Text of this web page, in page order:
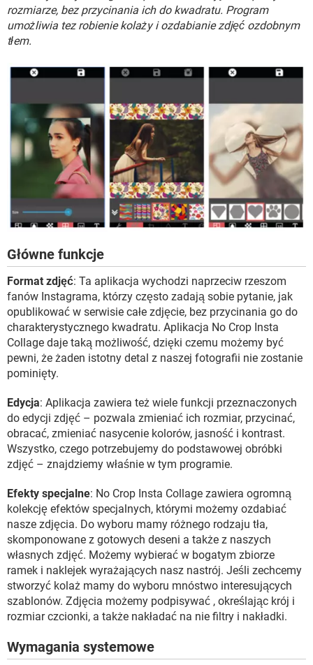
WINDOWS 10
rozmiarze, bez przycinania ich do kwadratu. Program
umożliwia tez robienie kolaży i ozdabianie zdjęć ozdobnym
tłem.
Główne funkcje
Format zdjęć: Ta aplikacja wychodzi naprzeciw rzeszom
fanów Instagrama, którzy często zadają sobie pytanie, jak
opublikować w serwisie całe zdjęcie, bez przycinania go do
charakterystycznego kwadratu. Aplikacja No Crop Insta
Collage daje taką możliwość, dzięki czemu możemy być
pewni, że żaden istotny detal z naszej fotografii nie zostanie
pominięty.
Edycja: Aplikacja zawiera też wiele funkcji przeznaczonych
do edycji zdjęć – pozwala zmieniać ich rozmiar, przycinać,
obracać, zmieniać nasycenie kolorów, jasność i kontrast.
Wszystko, czego potrzebujemy do podstawowej obróbki
zdjęć – znajdziemy właśnie w tym programie.
Efekty specjalne: No Crop Insta Collage zawiera ogromną
kolekcję efektów specjalnych, którymi możemy ozdabiać
nasze zdjęcia. Do wyboru mamy różnego rodzaju tła,
skomponowane z gotowych deseni a także z naszych
własnych zdjęć. Możemy wybierać w bogatym zbiorze
ramek i naklejek wyrażających nasz nastrój. Jeśli zechcemy
stworzyć kolaż mamy do wyboru mnóstwo interesujących
szablonów. Zdjęcia możemy podpisywać , określając krój i
rozmiar czcionki, a także nakładać na nie filtry i nakładki.
Wymagania systemowe